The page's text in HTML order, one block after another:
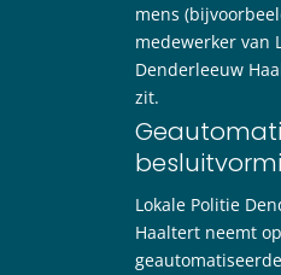
mens
medewerker van
Denderleeuw
zit.
Lokale Politie
Haaltert neemt